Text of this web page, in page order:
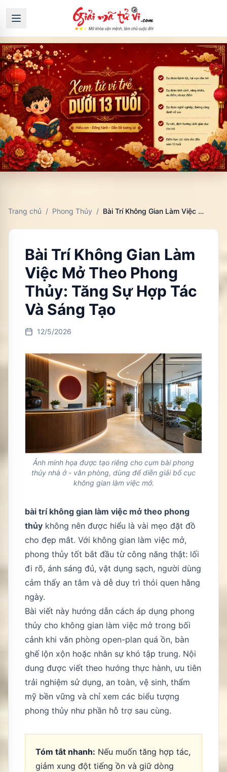
Trang chủ / Phong Thủy / Bài Trí Không Gian Làm Việc Mở Theo Phong Thủy: Tăng Sự Hợp Tác Và Sáng Tạo
Bài Trí Không Gian Làm
Việc Mở Theo Phong
Thủy: Tăng Sự Hợp Tác
Và Sáng Tạo
12/5/2026
Ảnh minh họa được tạo riêng cho cụm bài phong
thủy nhà ở - văn phòng, dùng để diễn giải bố cục
không gian làm việc mở.
bài trí không gian làm việc mở theo phong
thủy không nên được hiểu là vài mẹo đặt đồ
cho đẹp mắt. Với không gian làm việc mở,
phong thủy tốt bắt đầu từ công năng thật: lối
đi rõ, ánh sáng đủ, vật dụng sạch, người dùng
cảm thấy an tâm và dễ duy trì thói quen hằng
ngày.
Bài viết này hướng dẫn cách áp dụng phong
thủy cho không gian làm việc mở trong bối
cảnh khi văn phòng open-plan quá ồn, bàn
ghế lộn xộn hoặc nhân sự khó tập trung. Nội
dung được viết theo hướng thực hành, ưu tiên
trải nghiệm sử dụng, an toàn, vệ sinh, thẩm
mỹ bền vững và chỉ xem các biểu tượng
phong thủy như phần hỗ trợ sau cùng.
Tóm tắt nhanh: Nếu muốn tăng hợp tác,
giảm xung đột tiếng ồn và giữ dòng